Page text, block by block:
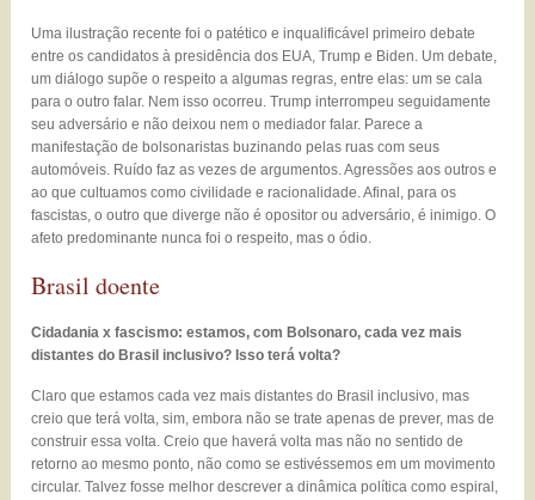
Uma ilustração recente foi o patético e inqualificável primeiro debate
entre os candidatos à presidência dos EUA, Trump e Biden. Um debate,
um diálogo supõe o respeito a algumas regras, entre elas: um se cala
para o outro falar. Nem isso ocorreu. Trump interrompeu seguidamente
seu adversário e não deixou nem o mediador falar. Parece a
manifestação de bolsonaristas buzinando pelas ruas com seus
automóveis. Ruído faz as vezes de argumentos. Agressões aos outros e
ao que cultuamos como civilidade e racionalidade. Afinal, para os
fascistas, o outro que diverge não é opositor ou adversário, é inimigo. O
afeto predominante nunca foi o respeito, mas o ódio.
Brasil doente
Cidadania x fascismo: estamos, com Bolsonaro, cada vez mais
distantes do Brasil inclusivo? Isso terá volta?
Claro que estamos cada vez mais distantes do Brasil inclusivo, mas
creio que terá volta, sim, embora não se trate apenas de prever, mas de
construir essa volta. Creio que haverá volta mas não no sentido de
retorno ao mesmo ponto, não como se estivéssemos em um movimento
circular. Talvez fosse melhor descrever a dinâmica política como espiral,